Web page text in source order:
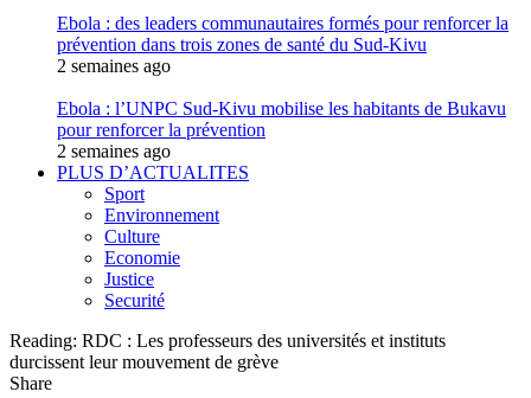
Ebola : des leaders communautaires formés pour renforcer la
prévention dans trois zones de santé du Sud-Kivu
2 semaines ago
Ebola : l’UNPC Sud-Kivu mobilise les habitants de Bukavu
pour renforcer la prévention
2 semaines ago
PLUS D’ACTUALITES
Sport
Environnement
Culture
Economie
Justice
Securité
Reading: RDC : Les professeurs des universités et instituts
durcissent leur mouvement de grève
Share